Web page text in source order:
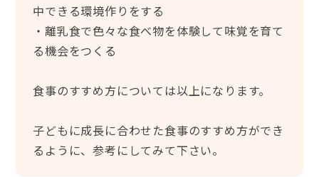
中できる環境作りをする
・離乳食で色々な食べ物を体験して味覚を育て
る機会をつくる
食事のすすめ方については以上になります。
子どもに成長に合わせた食事のすすめ方ができ
るように、参考にしてみて下さい。